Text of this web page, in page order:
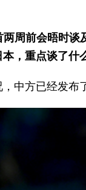
周前会晤时
，重点谈了什
中方已经发